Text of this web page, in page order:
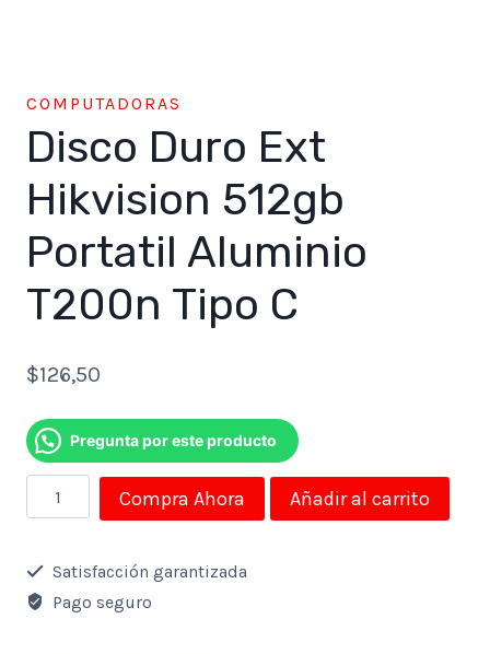
COMPUTADORAS
Disco Duro Ext
Hikvision 512gb
Portatil Aluminio
T200n Tipo C
$126,50
Pregunta por este producto
Disco
Duro
Ext
Hikvision
Compra Ahora Añadir al carrito
Satisfacción garantizada
Pago seguro